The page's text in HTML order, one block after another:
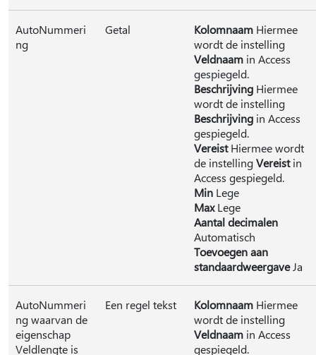
AutoNummeri
ng
Getal Kolomnaam Hiermee
wordt de instelling
Veldnaam in Access
gespiegeld.
Beschrijving Hiermee
wordt de instelling
Beschrijving in Access
gespiegeld.
VereistHiermee wordt
de instellingVereistin
Access gespiegeld.
Min Lege
MaxLege
Aantal decimalen
Automatisch
Toevoegen aan
standaardweergaveJa
AutoNummeri
ng waarvan de
eigenschap
Veldlengte is
Een regel tekst Kolomnaam Hiermee
wordt de instelling
Veldnaam in Access
gespiegeld.